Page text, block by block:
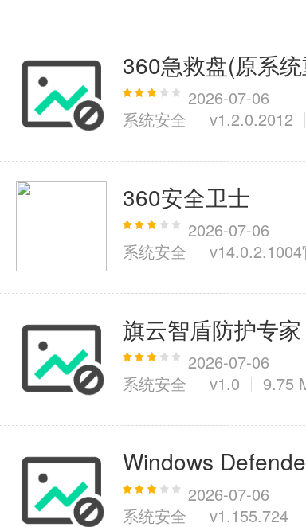
360急救盘(原系
2026-07-06
系统安全
v1.2.0.2012
360安全卫士
2026-07-06
系统安全
旗云智盾防护专家
2026-07-06
系统安全
v1.0 9.75
Windows
2026-07-06
系统安全
v1.155.724